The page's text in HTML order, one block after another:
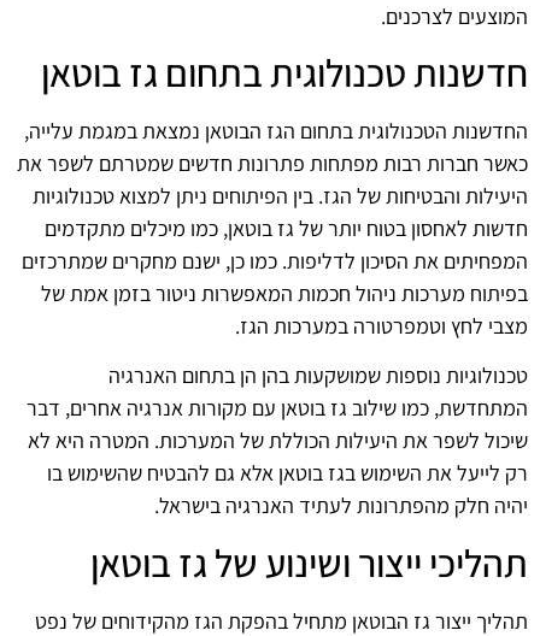
המוצעים לצרכנים.
חדשנות טכנולוגית בתחום גז בוטאן
החדשנות הטכנולוגית בתחום הגז הבוטאן נמצאת במגמת עלייה,
כאשר חברות רבות מפתחות פתרונות חדשים שמטרתם לשפר את
היעילות והבטיחות של הגז. בין הפיתוחים ניתן למצוא טכנולוגיות
חדשות לאחסון בטוח יותר של גז בוטאן, כמו מיכלים מתקדמים
המפחיתים את הסיכון לדליפות. כמו כן, ישנם מחקרים שמתרכזים
בפיתוח מערכות ניהול חכמות המאפשרות ניטור בזמן אמת של
מצבי לחץ וטמפרטורה במערכות הגז.
טכנולוגיות נוספות שמושקעות בהן הן בתחום האנרגיה
המתחדשת, כמו שילוב גז בוטאן עם מקורות אנרגיה אחרים, דבר
שיכול לשפר את היעילות הכוללת של המערכות. המטרה היא לא
רק לייעל את השימוש בגז בוטאן אלא גם להבטיח שהשימוש בו
יהיה חלק מהפתרונות לעתיד האנרגיה בישראל.
תהליכי ייצור ושינוע של גז בוטאן
תהליך ייצור גז הבוטאן מתחיל בהפקת הגז מהקידוחים של נפט